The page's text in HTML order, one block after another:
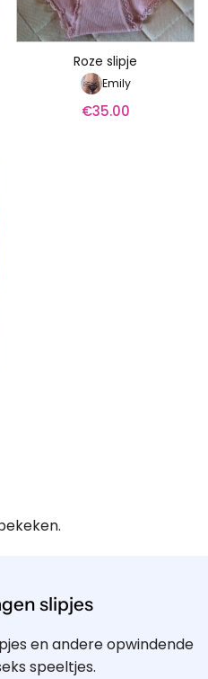
Roze slipje
Emily
€35.00
slipjes
en andere opwindende
speeltjes.